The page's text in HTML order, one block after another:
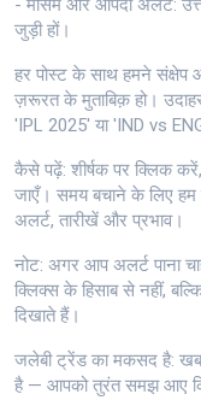
- मौसम और आपदा अलर्ट:
जुड़ी हों।
हर पोस्ट के साथ हमने संक्षेप
ज़रूरत के मुताबिक़ हो।
'IPL 2025' या 'IND vs
कैसे पढ़ें: शीर्षक पर क्लिक
जाएँ। समय बचाने के लिए
अलर्ट, तारीखें और प्रभाव।
नोट: अगर आप अलर्ट पाना
क्लिक्स के हिसाब से नहीं,
दिखाते हैं।
जलेबी ट्रेंड का मकसद है:
है — आपको तुरंत समझ आए